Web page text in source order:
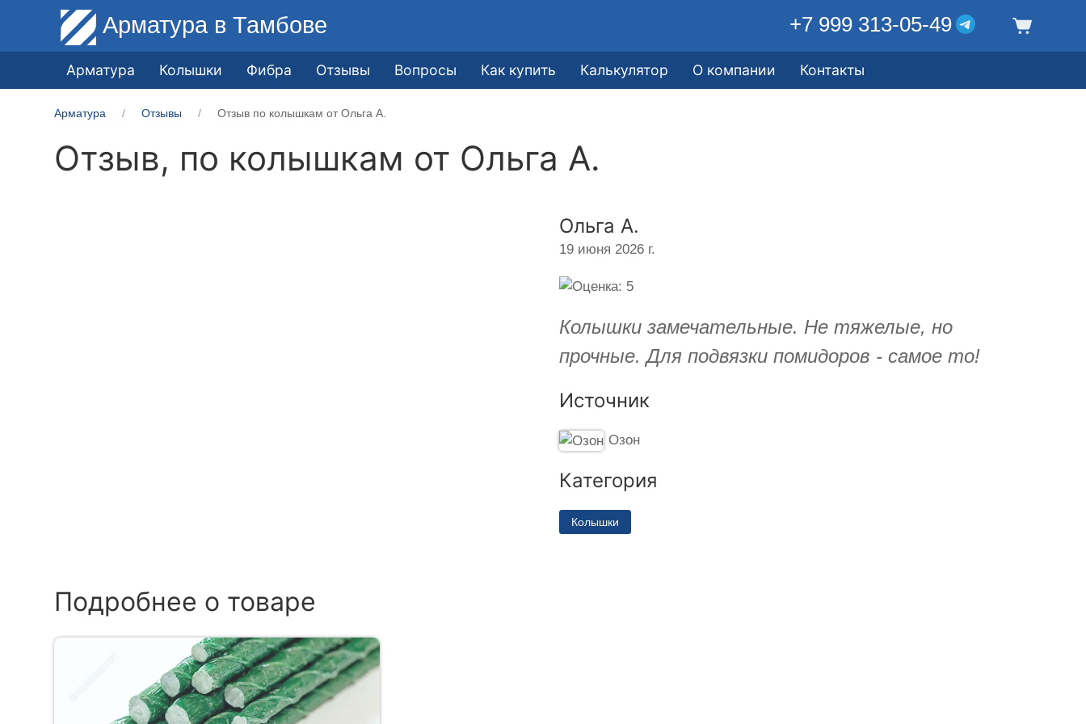
Арматура в Тамбове +7 999 313-05-49
Арматура Колышки Фибра Отзывы Вопросы Как купить Калькулятор О компании Контакты
Арматура Отзывы Отзыв по колышкам от Ольга А.
Отзыв, по колышкам от Ольга А.
Ольга А.
19 июня 2026 г.
Колышки замечательные. Не тяжелые, но
прочные. Для подвязки помидоров - самое то!
Источник
Озон
Категория
Колышки
Подробнее о товаре